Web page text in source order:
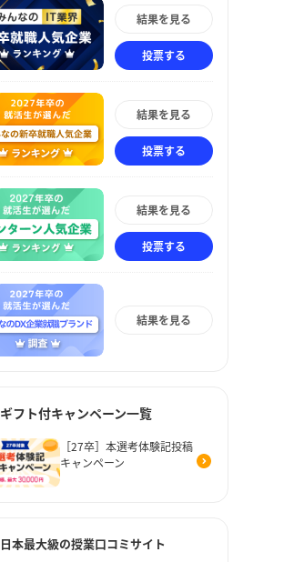
結果を見る
投票する
結果を見る
投票する
結果を見る
投票する
結果を見る
ギフト付キャンペーン一覧
［27卒］本選考体験記投稿
キャンペーン
日本最大級の授業口コミサイト